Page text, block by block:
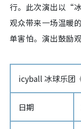
行。此次演出以“
观众带来一场温暖
单害怕。演出鼓励
icyball 冰球乐团
日期